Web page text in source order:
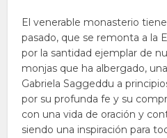
El venerable monasterio
pasado, que se remonta a la
por la santidad ejemplar de
monjas que ha albergado,
Gabriela Saggeddu a
por su profunda fe y su
con una vida de oración y
siendo una inspiración para